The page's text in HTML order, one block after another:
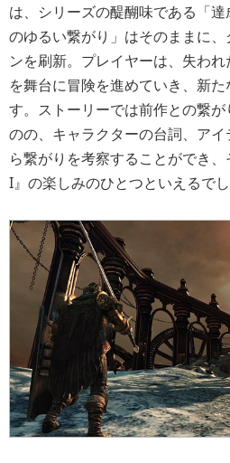
は、シリーズの醍醐味である「
のゆるい繋がり」はそのままに
ンを刷新。プレイヤーは、失われ
を舞台に冒険を進めていき、新
す。ストーリーでは前作との繋
のの、キャラクターの台詞、ア
ら繋がりを考察することができ
I』の楽しみのひとつといえるでし